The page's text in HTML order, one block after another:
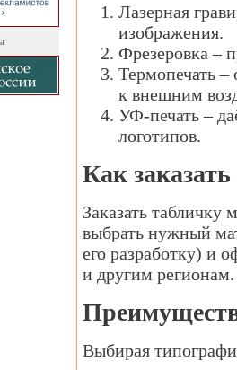
Лазерная
изображения.
Фрезеровка –
Термопечать
к внешним
УФ-печать –
логотипов.
Как
Заказать
выбрать нужный
его разработку) и
и другим регионам.
Выбирая